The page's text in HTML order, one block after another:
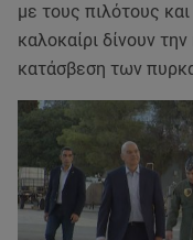
με τους πιλότους
καλοκαίρι δίνουν
κατάσβεση των